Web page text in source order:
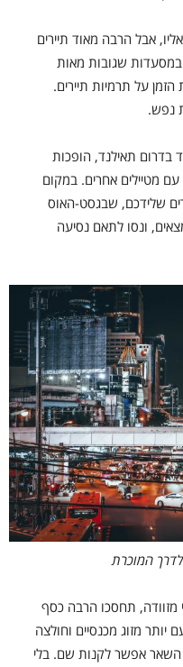
אבל הרבה מאוד תיירים
שגובות מאות
על תרמיות תיירים.
נפש.
בדרום תאילנד, הופכות
מטיילים אחרים. במקום
שלידכם, שבגסט-האוס
ונסו לתאם נסיעה
המוכרת
מזוודה, תחסכו הרבה כסף
יותר מזוג מכנסיים וחולצה
השאר אפשר לקנות שם. בלי